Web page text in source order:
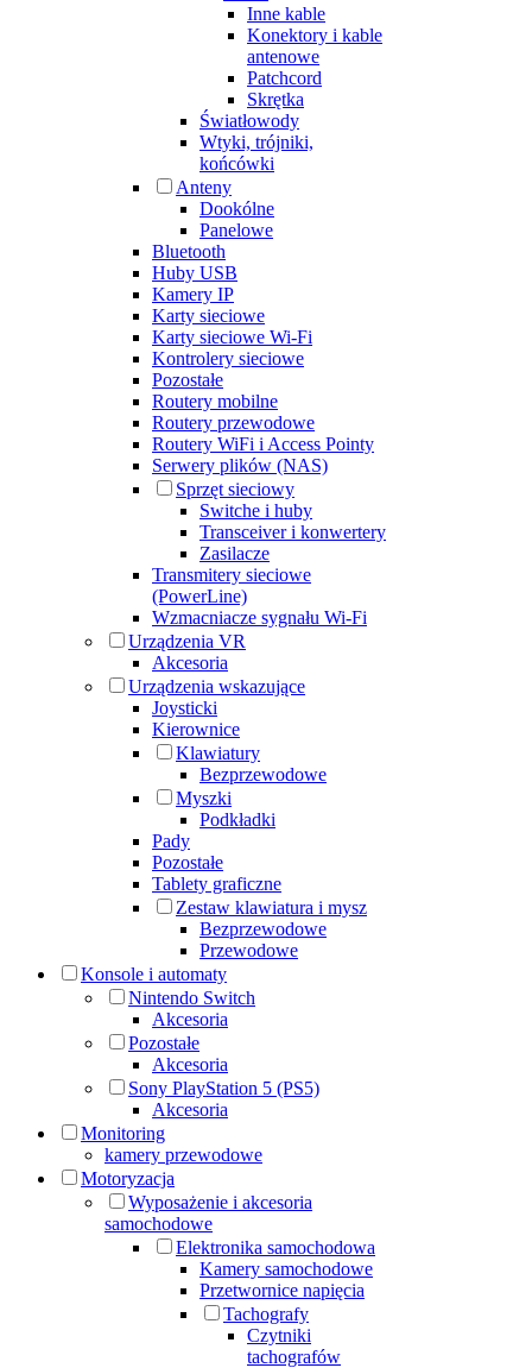
Inne kable
Konektory i kable
antenowe
Patchcord
Skrętka
Światłowody
Wtyki, trójniki,
końcówki
Anteny
Dookólne
Panelowe
Bluetooth
Huby USB
Kamery IP
Karty sieciowe
Karty sieciowe Wi-Fi
Kontrolery sieciowe
Pozostałe
Routery mobilne
Routery przewodowe
Routery WiFi i Access Pointy
Serwery plików (NAS)
Sprzęt sieciowy
Switche i huby
Transceiver i konwertery
Zasilacze
Transmitery sieciowe
(PowerLine)
Wzmacniacze sygnału Wi-Fi
Urządzenia VR
Akcesoria
Urządzenia wskazujące
Joysticki
Kierownice
Klawiatury
Bezprzewodowe
Myszki
Podkładki
Pady
Pozostałe
Tablety graficzne
Zestaw klawiatura i mysz
Bezprzewodowe
Przewodowe
Konsole i automaty
Nintendo Switch
Akcesoria
Pozostałe
Akcesoria
Sony PlayStation 5 (PS5)
Akcesoria
Monitoring
kamery przewodowe
Motoryzacja
Wyposażenie i akcesoria
samochodowe
Elektronika samochodowa
Kamery samochodowe
Przetwornice napięcia
Tachografy
Czytniki
tachografów